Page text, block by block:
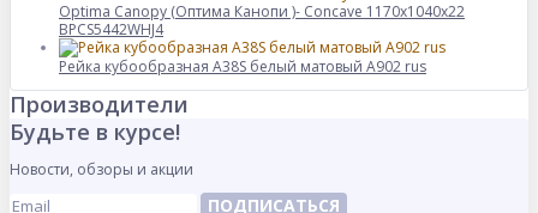
Optima Canopy (Оптима Канопи )- Concave 1170x1040x22
BPCS5442WHJ4
Рейка кубообразная A38S белый матовый А902 rus
Производители
Будьте в курсе!
Новости, обзоры и акции
ПОДПИСАТЬСЯ